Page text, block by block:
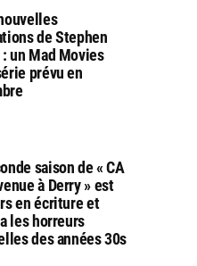
de Stephen
: un Mad Movies
prévu en
saison de « CA
à Derry » est
en écriture et
les horreurs
des années 30s